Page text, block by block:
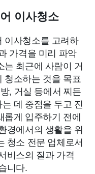
이사청소
이사청소를 고려하
가격을 미리 파악
최근에 사람이 거
청소하는 것을 목표
, 거실 등에서 찌든
데 중점을 두고 진
롭게 입주하기 전에
경에서의 생활을 위
청소 전문 업체로서
비스의 질과 가격
니다.